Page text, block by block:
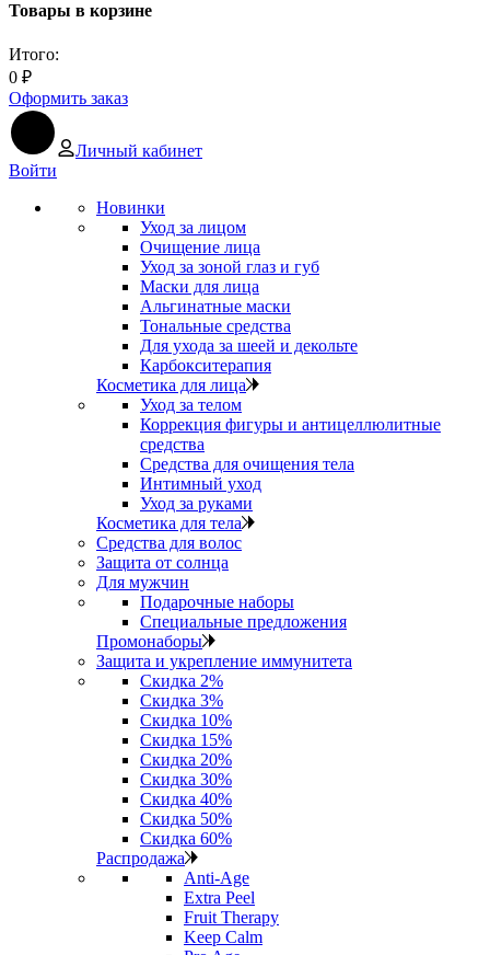
Товары в корзине
Итого:
0 ₽
Оформить заказ
Личный кабинет
Войти
Новинки
Уход за лицом
Очищение лица
Уход за зоной глаз и губ
Маски для лица
Альгинатные маски
Тональные средства
Для ухода за шеей и декольте
Карбокситерапия
Косметика для лица
Уход за телом
Коррекция фигуры и антицеллюлитные
средства
Средства для очищения тела
Интимный уход
Уход за руками
Косметика для тела
Средства для волос
Защита от солнца
Для мужчин
Подарочные наборы
Специальные предложения
Промонаборы
Защита и укрепление иммунитета
Скидка 2%
Скидка 3%
Скидка 10%
Скидка 15%
Скидка 20%
Скидка 30%
Скидка 40%
Скидка 50%
Скидка 60%
Распродажа
Anti‑Age
Extra Peel
Fruit Therapy
Keep Calm